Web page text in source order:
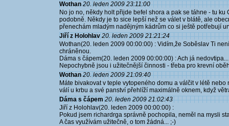
Wothan 20. leden 2009 23:11:00
No jo no, někdy holt přijde befel shora a pak se táhne - tu
podobně. Někdy je to sice lepší než se válet v blátě, ale
přenechám mladým nadějným kádrům co si ještě potřebují
Jiří z Holohlav 20. leden 2009 21:21:24
Wothan(20. leden 2009 00:00:00) : Vidím,že Soběslav Ti
chráněnou.
Dáma s čápem(20. leden 2009 00:00:00) : Ach já
Nepochybně jsou i užitečnější činnosti - třeba pro krevní
Wothan 20. leden 2009 21:09:40
Máte bivakovat v teple vytopeného domu a válčit v létě
válí u krbu a své panství přehlíží maximálně oknem, když
Dáma s čápem 20. leden 2009 21:02:43
Jiří z Holohlav(20. leden 2009 00:00:00) :
Pokud jsem richardrga správně pochopila, neměl na mysli
A čas využívám užitečně, o tom žádná... ;-)